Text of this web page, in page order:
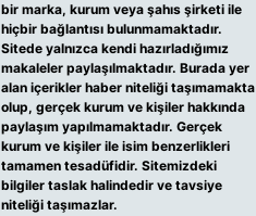
bir marka, kurum veya şahıs şirketi ile
hiçbir bağlantısı bulunmamaktadır.
Sitede yalnızca kendi hazırladığımız
makaleler paylaşılmaktadır. Burada yer
alan içerikler haber niteliği taşımamakta
olup, gerçek kurum ve kişiler hakkında
paylaşım yapılmamaktadır. Gerçek
kurum ve kişiler ile isim benzerlikleri
tamamen tesadüfidir. Sitemizdeki
bilgiler taslak halindedir ve tavsiye
niteliği taşımazlar.